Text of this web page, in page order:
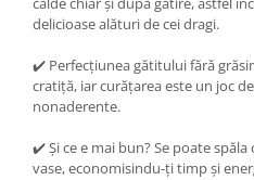
delicioase alături de cei dragi.
✔️ Perfecțiunea gătitului fără
cratiță, iar curățarea este un joc
nonaderente.
✔️ Și ce e mai bun? Se poate
vase, economisindu-ți timp și